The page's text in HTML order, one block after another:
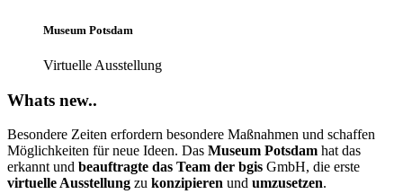
Museum Potsdam
Virtuelle Ausstellung
Whats new..
Besondere Zeiten erfordern besondere Maßnahmen und schaffen
Möglichkeiten für neue Ideen. Das Museum Potsdam hat das
erkannt und beauftragte das Team der bgis GmbH, die erste
virtuelle Ausstellung zu konzipieren und umzusetzen.